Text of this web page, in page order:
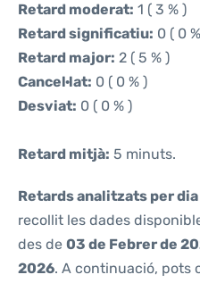
Retard moderat: 1 ( 3 % )
Retard significatiu: 0 ( 0
Retard major: 2 ( 5 % )
Cancel·lat: 0 ( 0 % )
Desviat: 0 ( 0 % )
Retard mitjà: 5 minuts.
Retards analitzats per
recollit les dades
des de 03 de Febrer de
2026. A continuació, pots